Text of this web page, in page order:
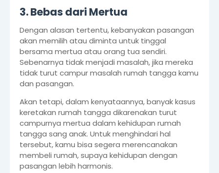
3. Bebas dari Mertua
Dengan alasan tertentu, kebanyakan pasangan
akan memilih atau diminta untuk tinggal
bersama mertua atau orang tua sendiri.
Sebenarnya tidak menjadi masalah, jika mereka
tidak turut campur masalah rumah tangga kamu
dan pasangan.
Akan tetapi, dalam kenyataannya, banyak kasus
keretakan rumah tangga dikarenakan turut
campurnya mertua dalam kehidupan rumah
tangga sang anak. Untuk menghindari hal
tersebut, kamu bisa segera merencanakan
membeli rumah, supaya kehidupan dengan
pasangan lebih harmonis.